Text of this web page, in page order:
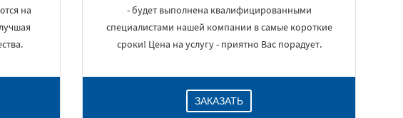
на
- будет выполнена квалифицированными
специалистами нашей компании в самые короткие
сроки! Цена на услугу - приятно Вас порадует.
ЗАКАЗАТЬ